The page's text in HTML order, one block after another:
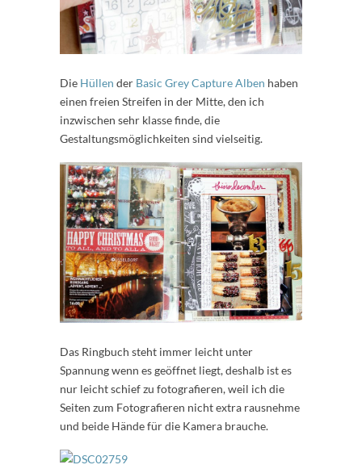
Die Hüllen der Basic Grey Capture Alben haben
einen freien Streifen in der Mitte, den ich
inzwischen sehr klasse finde, die
Gestaltungsmöglichkeiten sind vielseitig.
Das Ringbuch steht immer leicht unter
Spannung wenn es geöffnet liegt, deshalb ist es
nur leicht schief zu fotografieren, weil ich die
Seiten zum Fotografieren nicht extra rausnehme
und beide Hände für die Kamera brauche.